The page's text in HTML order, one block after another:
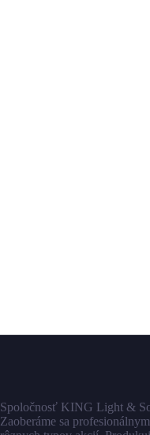
Spoločnosť KING Light &
Zaoberáme sa